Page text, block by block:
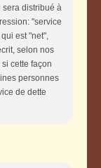
sera distribué à
"service
est "net",
selon nos
cette façon
personnes
de dette